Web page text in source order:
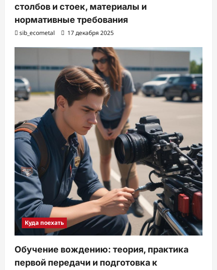
столбов и стоек, материалы и
нормативные требования
sib_ecometal 17 декабря 2025
Куда поехать
Обучение вождению: теория, практика
первой передачи и подготовка к